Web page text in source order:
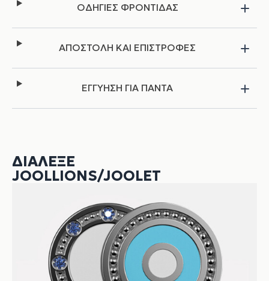
ΟΔΗΓΙΕΣ ΦΡΟΝΤΙΔΑΣ
ΑΠΟΣΤΟΛΗ ΚΑΙ ΕΠΙΣΤΡΟΦΕΣ
ΕΓΓΥΗΣΗ ΓΙΑ ΠΑΝΤΑ
ΔΙΆΛΕΞΕ
JOOLLIONS/JOOLET